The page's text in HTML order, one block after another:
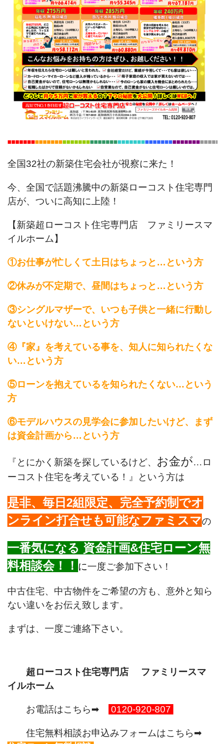
■■■■■■■■■■■■■■■■■■■■■■■■■■■■■■■■■■■■■■■■■■■■■■■■■
全国32社の新築住宅会社が視察に来た！
今、全国で話題沸騰中の新築ローコスト住宅専門
店が、ついに高知に上陸！
【新築超ローコスト住宅専門店 ファミリースマ
イルホーム】
①お仕事が忙しくて土日はちょっと…という方
②休みが不定期で、昼間はちょっと…という方
③シングルマザーで、いつも子供と一緒に行動し
ないといけない…という方
④『家』を考えている事を、知人に知られたくな
い…という方
⑤ローンを抱えているを知られたくない…という
方
⑥モデルハウスの見学会に参加したいけど、まず
は資金計画から…という方
『とにかく新築を探しているけど、 お金が…ロ
ーコスト住宅を考えている！』という方は
是非、毎日2組限定、完全予約制でオ
ンライン打合せも可能なファミスマの
一番気になる 資金計画&住宅ローン無
料相談会！！ に一度ご参加下さい！
中古住宅、中古物件をご希望の方も、意外と知ら
ない違いをお伝え致します。
まずは、一度ご連絡下さい。
超ローコスト住宅専門店 ファミリースマ
イルホーム
お電話はこちら➡ 0120-920-807
住宅無料相談お申込みフォームはこちら➡